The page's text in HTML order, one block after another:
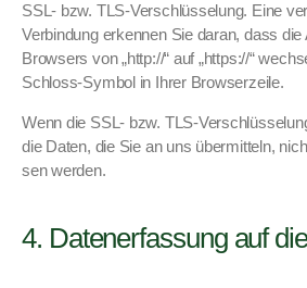
SSL- bzw. TLS-Ver­schlüs­selung. Eine
Verbindung erken­nen Sie daran, dass
Browsers von „http://“ auf „https://“
Schloss-Sym­bol in Ihrer Browserzeile.
Wenn die SSL- bzw. TLS-
die Dat­en, die Sie an uns über­mit­teln,
sen wer­den.
4. Datenerfassung auf